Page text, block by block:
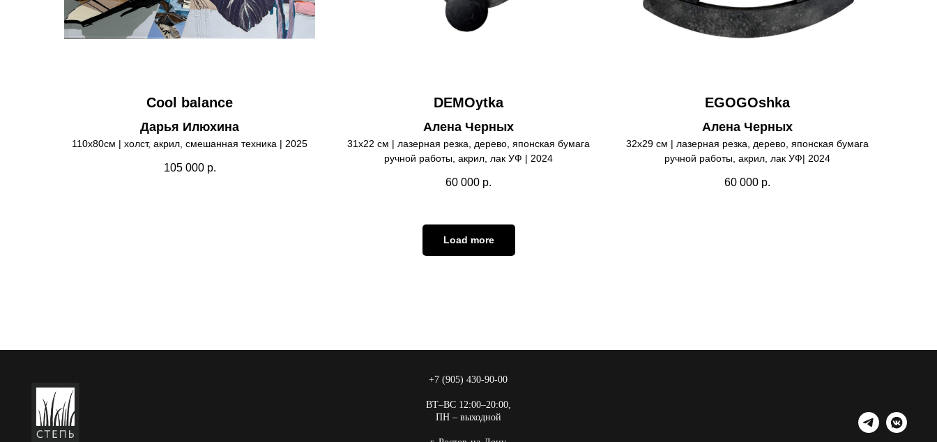
Cool balance
Дарья Илюхина
110х80см | холст, акрил, смешанная техника | 2025
105 000 р.
DEMOytka
Алена Черных
31х22 см | лазерная резка, дерево, японская бумага
ручной работы, акрил, лак УФ | 2024
60 000 р.
EGOGOshka
Алена Черных
32х29 см | лазерная резка, дерево, японская бумага
ручной работы, акрил, лак УФ| 2024
60 000 р.
Load more
+7 (905) 430-90-00
ВТ–ВС 12:00–20:00,
ПН – выходной